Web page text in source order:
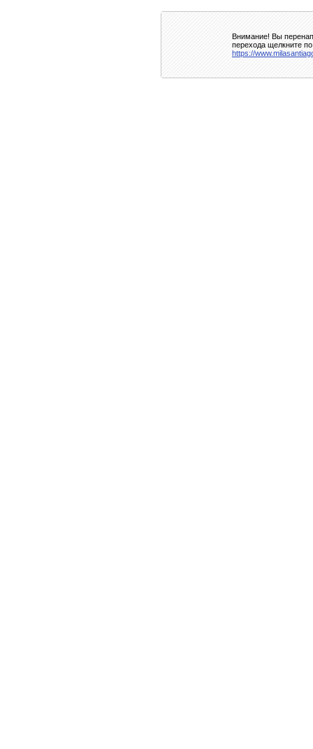
Внимание! Вы
перехода щелкните
https://